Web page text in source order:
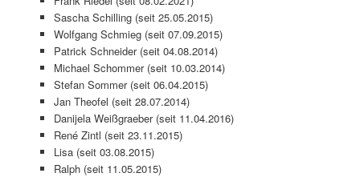
Sascha Schilling (seit 25.05.2015)
Wolfgang Schmieg (seit 07.09.2015)
Patrick Schneider (seit 04.08.2014)
Michael Schommer (seit 10.03.2014)
Stefan Sommer (seit 06.04.2015)
Jan Theofel (seit 28.07.2014)
Danijela Weißgraeber (seit 11.04.2016)
René Zintl (seit 23.11.2015)
Lisa (seit 03.08.2015)
Ralph (seit 11.05.2015)